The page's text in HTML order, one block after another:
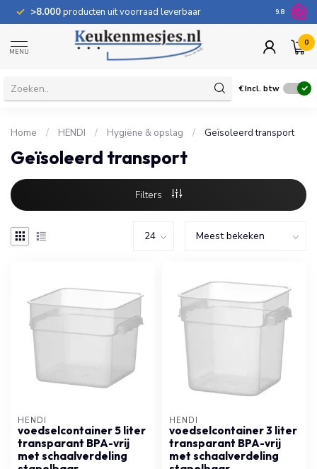
>8.000producten uit voorraad leverbaar 100
9.8
MENU
0
€Incl. btw
Home / HENDI / Hygiëne & opslag / Geïsoleerd transport
Geïsoleerd transport
Filters
HENDI
voedselcontainer 5 liter
transparant BPA-vrij
met schaalverdeling
HENDI
voedselcontainer 3 liter
transparant BPA-vrij
met schaalverdeling